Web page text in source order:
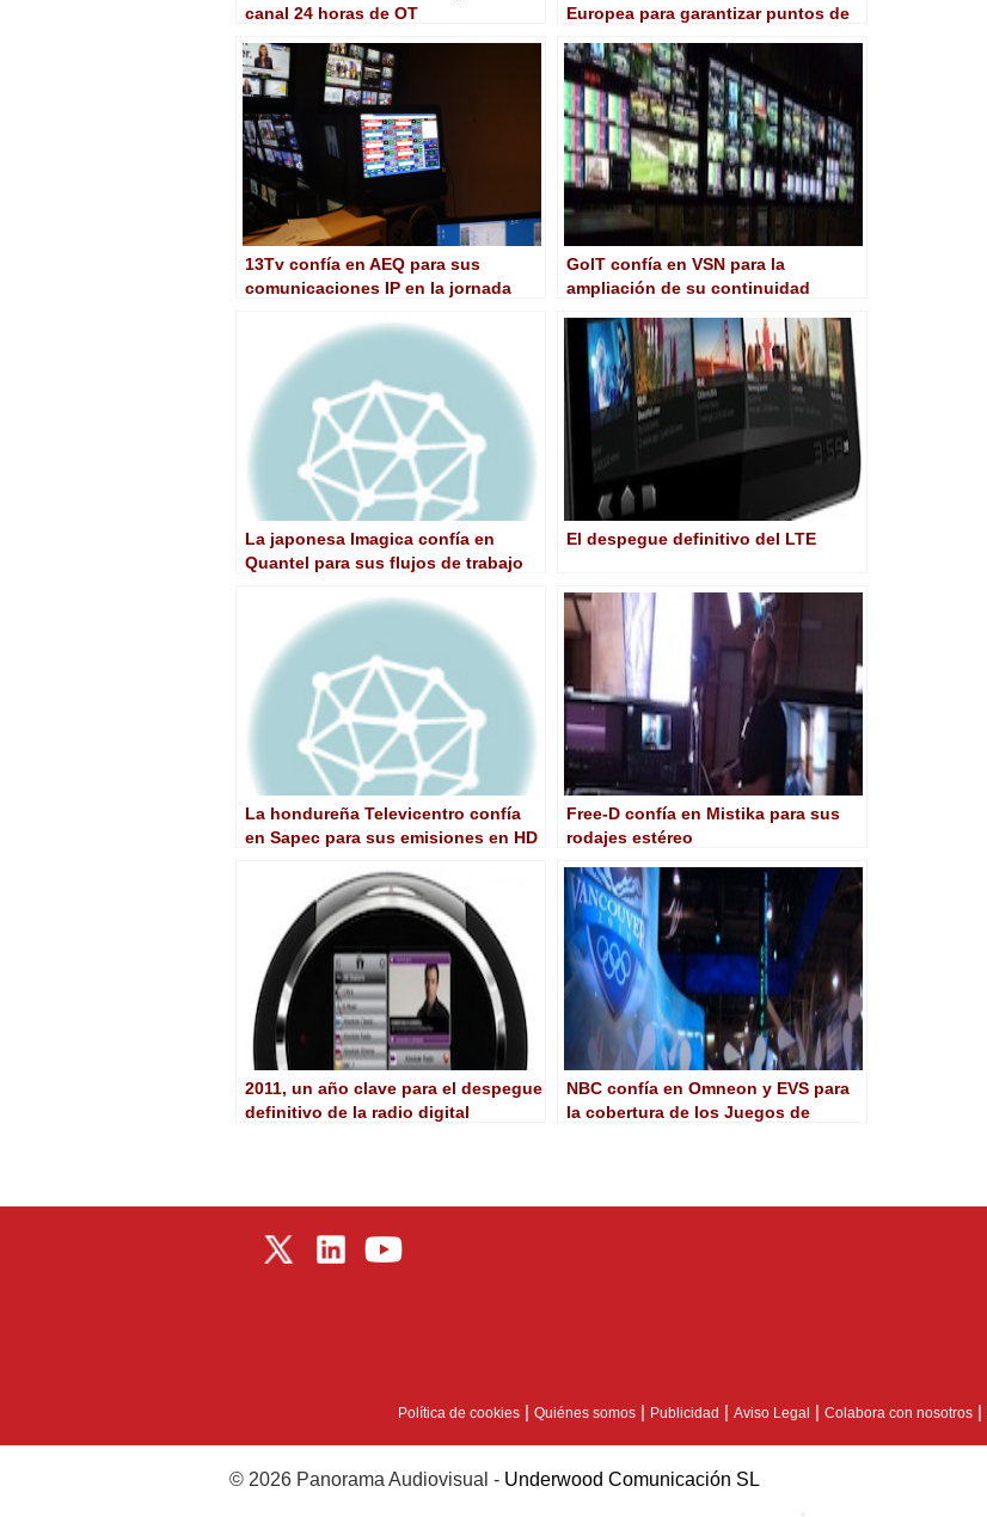
canal 24 horas de OT
Europea para garantizar puntos de
13Tv confía en AEQ para sus
comunicaciones IP en la jornada
GolT confía en VSN para la
ampliación de su continuidad
La japonesa Imagica confía en
Quantel para sus flujos de trabajo
El despegue definitivo del LTE
La hondureña Televicentro confía
en Sapec para sus emisiones en HD
Free-D confía en Mistika para sus
rodajes estéreo
2011, un año clave para el despegue
definitivo de la radio digital
NBC confía en Omneon y EVS para
la cobertura de los Juegos de
Política de cookies | Quiénes somos | Publicidad | Aviso Legal | Colabora con nosotros |
© 2026 Panorama Audiovisual - Underwood Comunicación SL